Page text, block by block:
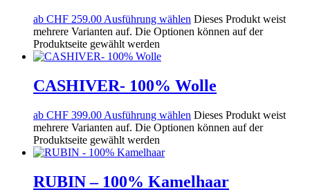
ab CHF 259.00 Ausführung wählen Dieses Produkt weist
mehrere Varianten auf. Die Optionen können auf der
Produktseite gewählt werden
CASHIVER- 100% Wolle
ab CHF 399.00 Ausführung wählen Dieses Produkt weist
mehrere Varianten auf. Die Optionen können auf der
Produktseite gewählt werden
RUBIN – 100% Kamelhaar